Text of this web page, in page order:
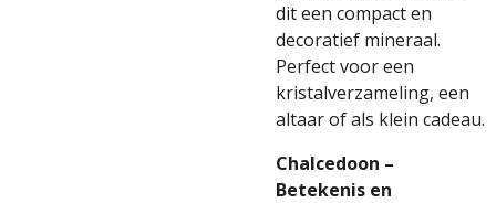
dit een compact en
decoratief mineraal.
Perfect voor een
kristalverzameling, een
altaar of als klein cadeau.
Chalcedoon –
Betekenis en